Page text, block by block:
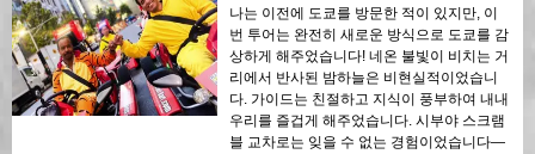
나는 이전에 도쿄를 방문한 적이 있지만, 이
번 투어는 완전히 새로운 방식으로 도쿄를 감
상하게 해주었습니다! 네온 불빛이 비치는 거
리에서 반사된 밤하늘은 비현실적이었습니
다. 가이드는 친절하고 지식이 풍부하여 내내
우리를 즐겁게 해주었습니다. 시부야 스크램
블 교차로는 잊을 수 없는 경험이었습니다—